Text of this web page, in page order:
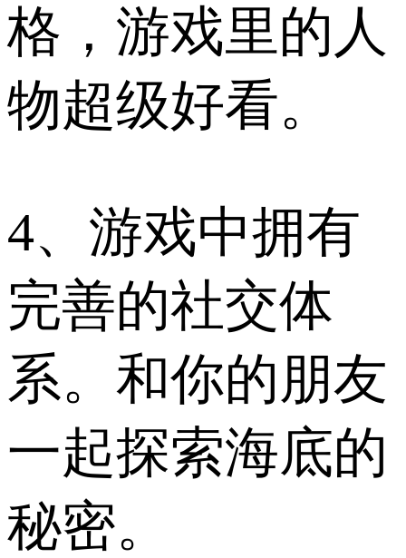
格，游戏里的人
物超级好看。
4、游戏中拥有
完善的社交体
系。和你的朋友
一起探索海底的
秘密。